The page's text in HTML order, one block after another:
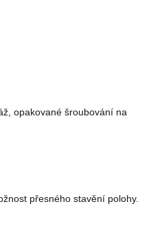
opakované šroubování na
přesného stavění polohy.